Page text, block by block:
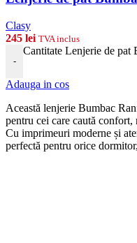
Clasy
245 lei TVA inclus
-
Cantitate Lenjerie de pat
Adauga in cos
Această lenjerie Bumbac
pentru cei care caută confort,
Cu imprimeuri moderne și
perfectă pentru orice